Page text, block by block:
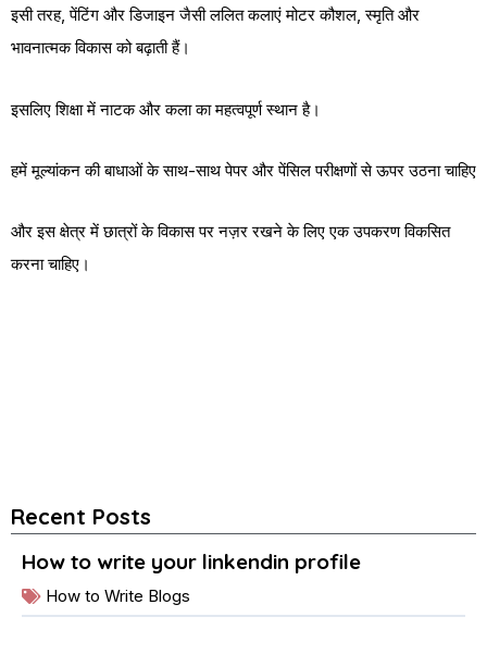
इसी तरह, पेंटिंग और डिजाइन जैसी ललित कलाएं मोटर कौशल, स्मृति और
भावनात्मक विकास को बढ़ाती हैं।
इसलिए शिक्षा में नाटक और कला का महत्वपूर्ण स्थान है।
हमें मूल्यांकन की बाधाओं के साथ-साथ पेपर और पेंसिल परीक्षणों से ऊपर उठना चाहिए
और इस क्षेत्र में छात्रों के विकास पर नज़र रखने के लिए एक उपकरण विकसित
करना चाहिए।
Recent Posts
How to write your linkendin profile
How to Write Blogs